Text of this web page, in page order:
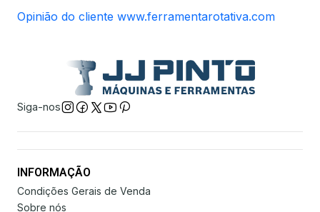
Opinião do cliente www.ferramentarotativa.com
Siga-nos
INFORMAÇÃO
Condições Gerais de Venda
Sobre nós